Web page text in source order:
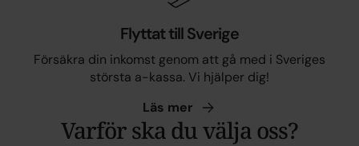
Flyttat till Sverige
Försäkra din inkomst genom att gå med i Sveriges
största a-kassa. Vi hjälper dig!
Läs mer
Varför ska du välja oss?